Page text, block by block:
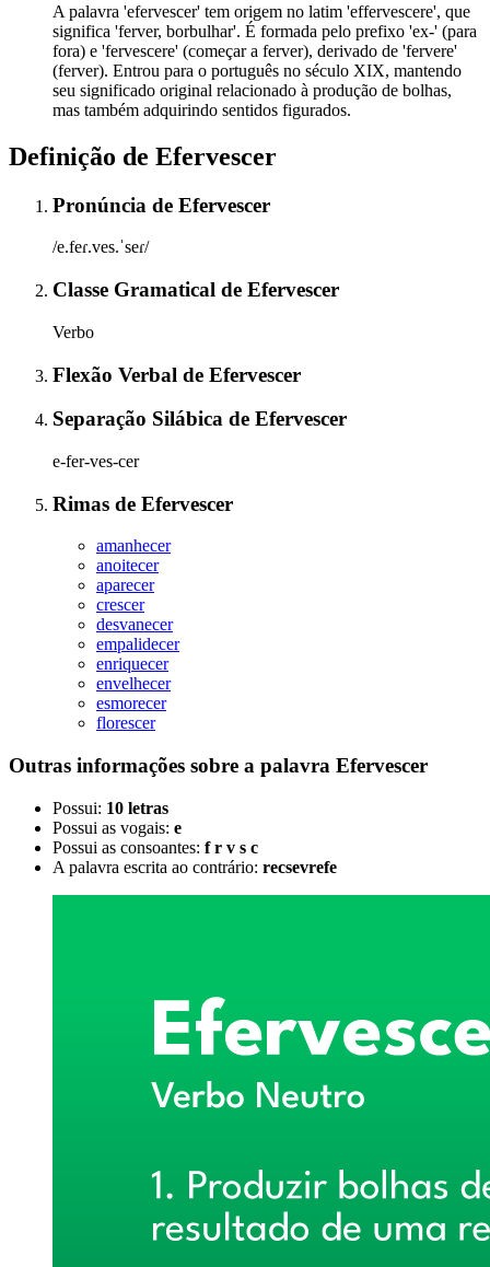
A palavra 'efervescer' tem origem no latim 'effervescere', que
significa 'ferver, borbulhar'. É formada pelo prefixo 'ex-' (para
fora) e 'fervescere' (começar a ferver), derivado de 'fervere'
(ferver). Entrou para o português no século XIX, mantendo
seu significado original relacionado à produção de bolhas,
mas também adquirindo sentidos figurados.
Definição de Efervescer
Pronúncia de Efervescer
/e.feɾ.ves.ˈseɾ/
Classe Gramatical de Efervescer
Verbo
Flexão Verbal de Efervescer
Separação Silábica de Efervescer
e-fer-ves-cer
Rimas de Efervescer
amanhecer
anoitecer
aparecer
crescer
desvanecer
empalidecer
enriquecer
envelhecer
esmorecer
florescer
Outras informações sobre a palavra Efervescer
Possui: 10 letras
Possui as vogais: e
Possui as consoantes: f r v s c
A palavra escrita ao contrário: recsevrefe